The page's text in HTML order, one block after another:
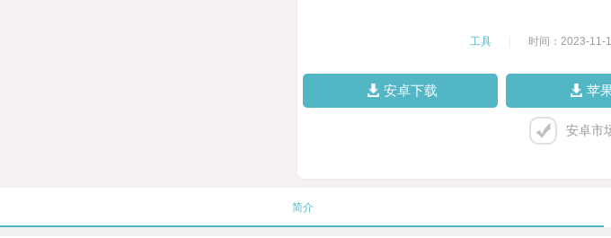
工具 时间：2023-11-
安卓下载 苹
安卓市
简介